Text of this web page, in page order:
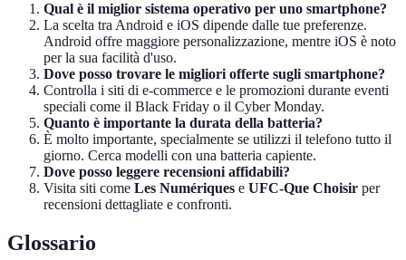
Qual è il miglior sistema operativo per uno smartphone?
La scelta tra Android e iOS dipende dalle tue preferenze.
Android offre maggiore personalizzazione, mentre iOS è noto
per la sua facilità d'uso.
Dove posso trovare le migliori offerte sugli smartphone?
Controlla i siti di e-commerce e le promozioni durante eventi
speciali come il Black Friday o il Cyber Monday.
Quanto è importante la durata della batteria?
È molto importante, specialmente se utilizzi il telefono tutto il
giorno. Cerca modelli con una batteria capiente.
Dove posso leggere recensioni affidabili?
Visita siti come Les Numériques e UFC-Que Choisir per
recensioni dettagliate e confronti.
Glossario